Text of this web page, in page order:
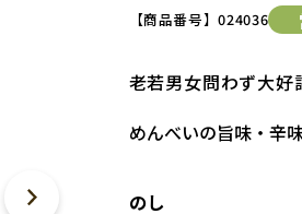
【商品番号】024036
老若男女問わず大好
めんべいの旨味・辛
のし